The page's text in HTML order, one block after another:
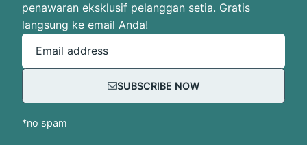
penawaran eksklusif pelanggan setia. Gratis
langsung ke email Anda!
Email address
SUBSCRIBE NOW
*no spam